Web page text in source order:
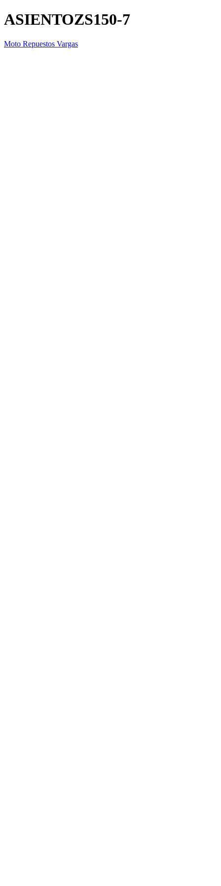
ASIENTOZS150-7
Moto Repuestos Vargas